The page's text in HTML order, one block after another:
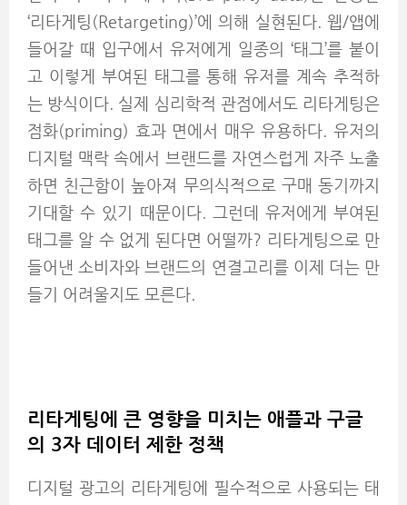
‘리타게팅(Retargeting)’에 의해 실현된다. 웹/앱에
들어갈 때 입구에서 유저에게 일종의 ‘태그’를 붙이
고 이렇게 부여된 태그를 통해 유저를 계속 추적하
는 방식이다. 실제 심리학적 관점에서도 리타게팅은
점화(priming) 효과 면에서 매우 유용하다. 유저의
디지털 맥락 속에서 브랜드를 자연스럽게 자주 노출
하면 친근함이 높아져 무의식적으로 구매 동기까지
기대할 수 있기 때문이다. 그런데 유저에게 부여된
태그를 알 수 없게 된다면 어떨까? 리타게팅으로 만
들어낸 소비자와 브랜드의 연결고리를 이제 더는 만
들기 어려울지도 모른다.
리타게팅에 큰 영향을 미치는 애플과 구글
의 3자 데이터 제한 정책
디지털 광고의 리타게팅에 필수적으로 사용되는 태